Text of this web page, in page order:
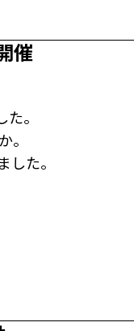
催
。
。
た。